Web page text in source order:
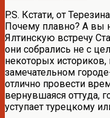
P.S. Кстати, от
Почему плавно? А вы
Ялтинскую встречу
они собрались не с
некоторых историков,
замечательном
отлично провести
вернувшаяся оттуда,
уступает турецкому